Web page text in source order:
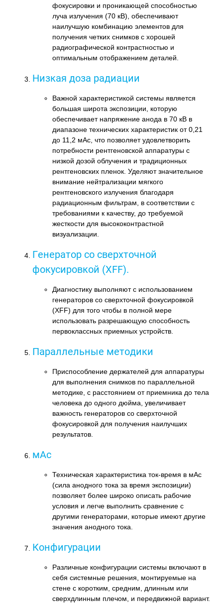
фокусировки и проникающей способностью
луча излучения (70 кВ), обеспечивают
наилучшую комбинацию элементов для
получения четких снимков с хорошей
радиографической контрастностью и
оптимальным отображением деталей.
Низкая доза радиации
Важной характеристикой системы является
большая широта экспозиции, которую
обеспечивает напряжение анода в 70 кВ в
диапазоне технических характеристик от 0,21
до 11,2 мАс, что позволяет удовлетворить
потребности рентгеновской аппаратуры с
низкой дозой облучения и традиционных
рентгеновских пленок. Уделяют значительное
внимание нейтрализации мягкого
рентгеновского излучения благодаря
радиационным фильтрам, в соответствии с
требованиями к качеству, до требуемой
жесткости для высококонтрастной
визуализации.
Генератор со сверхточной
фокусировкой (XFF).
Диагностику выполняют с использованием
генераторов со сверхточной фокусировкой
(XFF) для того чтобы в полной мере
использовать разрешающую способность
первоклассных приемных устройств.
Параллельные методики
Приспособление держателей для аппаратуры
для выполнения снимков по параллельной
методике, с расстоянием от приемника до тела
человека до одного дюйма, увеличивает
важность генераторов со сверхточной
фокусировкой для получения наилучших
результатов.
мАс
Техническая характеристика ток-время в мАс
(сила анодного тока за время экспозиции)
позволяет более широко описать рабочие
условия и легче выполнить сравнение с
другими генераторами, которые имеют другие
значения анодного тока.
Конфигурации
Различные конфигурации системы включают в
себя системные решения, монтируемые на
стене с коротким, средним, длинным или
сверхдлинным плечом, и передвижной вариант.